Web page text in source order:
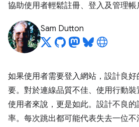
協助使用者輕鬆註冊、登入及管理帳
Sam Dutton
如果使用者需要登入網站，設計良
要。對於連線品質不佳、使用行動
使用者來說，更是如此。設計不良
率。每次跳出都可能代表失去一位